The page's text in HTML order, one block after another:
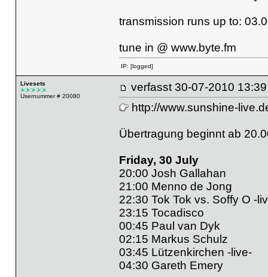
transmission runs up to:
tune in @ www.byte.fm
IP: [logged]
Livesets
Usernummer # 20080
verfasst 30-07-2010
http://www.sunshine-
Übertragung beginnt ab
Friday, 30 July
20:00 Josh Gallahan
21:00 Menno de Jong
22:30 Tok Tok vs. Soffy O -
23:15 Tocadisco
00:45 Paul van Dyk
02:15 Markus Schulz
03:45 Lützenkirchen -live-
04:30 Gareth Emery